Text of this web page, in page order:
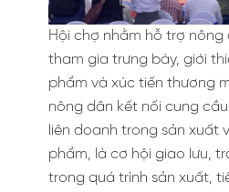
Hội chợ nhằm hỗ trợ nông
tham gia trưng bày, giới
phẩm và xúc tiến thương
nông dân kết nối cung
liên doanh trong sản xuất
phẩm, là cơ hội giao lưu,
trong quá trình sản xuất,